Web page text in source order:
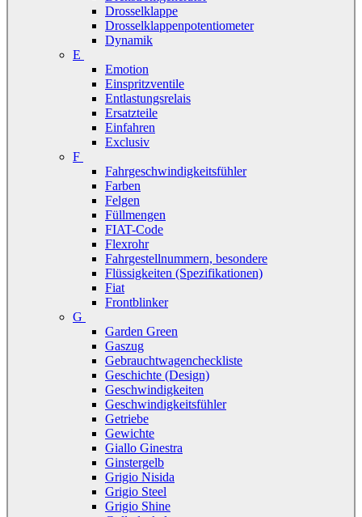
Drosselklappe
Drosselklappenpotentiometer
Dynamik
E
Emotion
Einspritzventile
Entlastungsrelais
Ersatzteile
Einfahren
Exclusiv
F
Fahrgeschwindigkeitsfühler
Farben
Felgen
Füllmengen
FIAT-Code
Flexrohr
Fahrgestellnummern, besondere
Flüssigkeiten (Spezifikationen)
Fiat
Frontblinker
G
Garden Green
Gaszug
Gebrauchtwagencheckliste
Geschichte (Design)
Geschwindigkeiten
Geschwindigkeitsfühler
Getriebe
Gewichte
Giallo Ginestra
Ginstergelb
Grigio Nisida
Grigio Steel
Grigio Shine